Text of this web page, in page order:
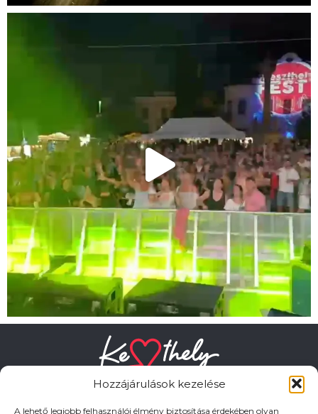
Hozzájárulások kezelése
A lehető legjobb felhasználói élmény biztosítása érdekében olyan